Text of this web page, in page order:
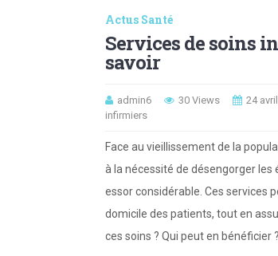
Actus Santé
Services de soins
savoir
admin6 30 Views 24
infirmiers
Face au vieillissement de la
à la nécessité de désengorger
essor considérable. Ces services
domicile des patients, tout en
ces soins ? Qui peut en bénéficier